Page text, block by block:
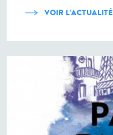
VOIR L'ACTUALITÉ